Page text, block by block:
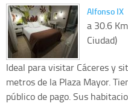
Alfonso IX
a 30.6
Ciudad)
Ideal para visitar Cáceres y
metros de la Plaza Mayor.
público de pago. Sus